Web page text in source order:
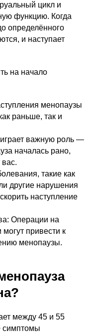
цикл и
функцию. Когда
определённого
и наступает
на начало
менопаузы
раньше, так и
играет важную роль —
началась рано,
вас.
такие как
другие нарушения
наступление
Операции на
привести к
менопаузы.
между 45 и 55
симптомы